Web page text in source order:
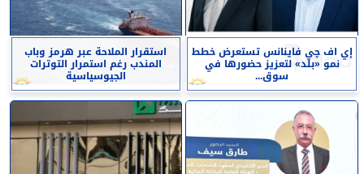
إي اف چي فاينانس تستعرض خطط
نمو «بلد» لتعزيز حضورها في
سوق...
استقرار الملاحة عبر هرمز وباب
المندب رغم استمرار التوترات
الجيوسياسية